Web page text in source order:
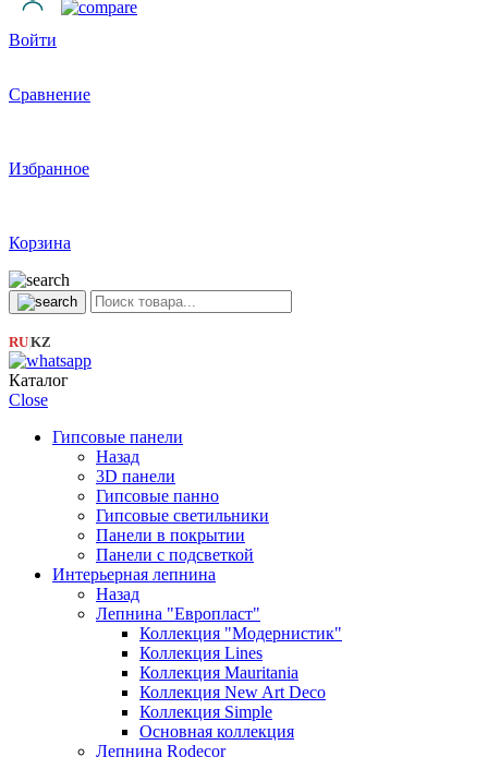
Войти
Сравнение
Избранное
Корзина
RU|KZ
Каталог
Close
Гипсовые панели
Назад
3D панели
Гипсовые панно
Гипсовые светильники
Панели в покрытии
Панели с подсветкой
Интерьерная лепнина
Назад
Лепнина "Европласт"
Коллекция "Модернистик"
Коллекция Lines
Коллекция Mauritania
Коллекция New Art Deco
Коллекция Simple
Основная коллекция
Лепнина Rodecor